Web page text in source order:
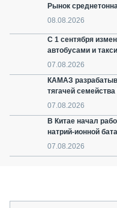
Рынок
08.08.2026
С 1 сентября
автобусами и такси
07.08.2026
КАМАЗ
тягачей семейства
07.08.2026
В Китае начал
натрий-ионной
07.08.2026